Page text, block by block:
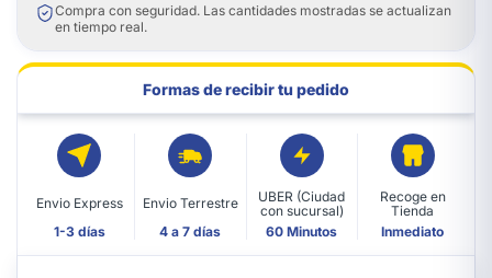
Compra con seguridad. Las cantidades mostradas se actualizan
en tiempo real.
Formas de recibir tu pedido
Envio Express
1-3 días
Envio Terrestre
4 a 7 días
UBER (Ciudad
con sucursal)
60 Minutos
Recoge en
Tienda
Inmediato